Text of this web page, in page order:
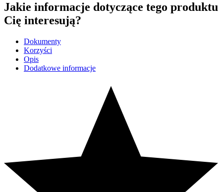
Jakie informacje dotyczące tego produktu
Cię interesują?
Dokumenty
Korzyści
Opis
Dodatkowe informacje